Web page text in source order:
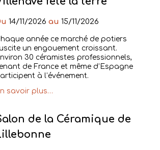
14/11/2026 au 15/11/2026
année ce marché de potiers
un engouement croissant.
30 céramistes professionnels,
de France et même d’Espagne
à l’événement.
savoir plus…
de la Céramique de